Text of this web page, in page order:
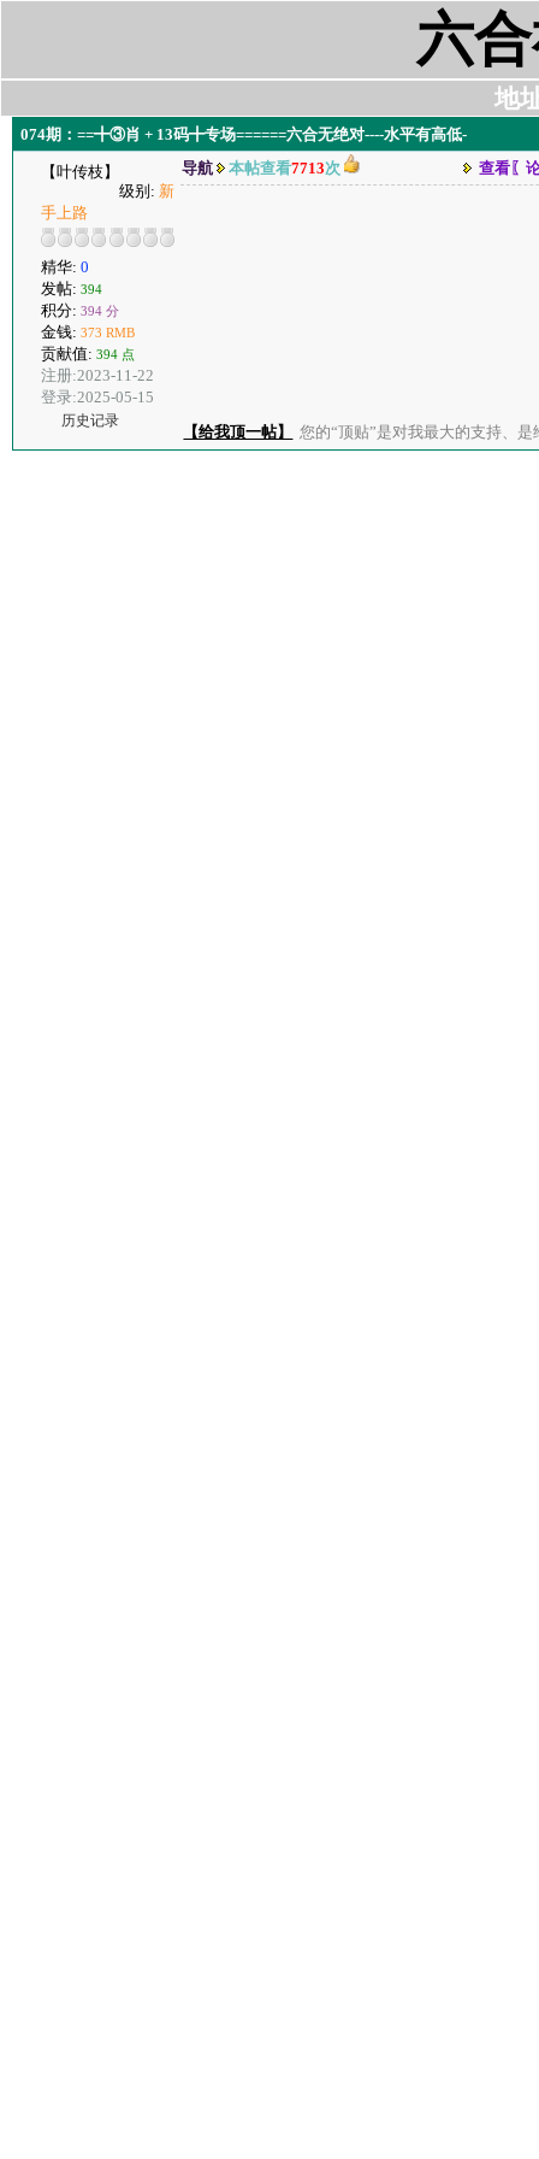
六
地
074期：==╋③肖 + 13码╋专场======六合无绝对----水平有高低-
【叶传枝】
级别: 新
手上路
精华: 0
发帖: 394
积分: 394 分
金钱: 373 RMB
贡献值: 394 点
注册:2023-11-22
登录:2025-05-15
历史记录
导航 本帖查看7713次 查看〖
【给我顶一帖】 您的“顶贴”是对我最大的支持、